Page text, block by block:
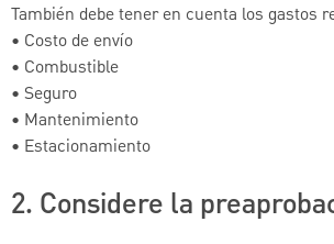
También debe tener en cuenta los gastos
• Costo de envío
• Combustible
• Seguro
• Mantenimiento
• Estacionamiento
2. Considere la